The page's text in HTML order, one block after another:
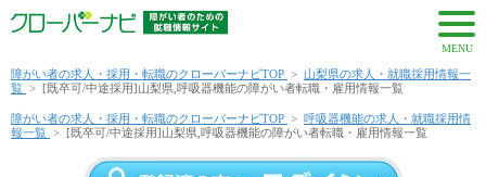
MENU
障がい者の求人・採用・転職のクローバーナビTOP > 山梨県の求人・就職採用情報一
覧 > [既卒可/中途採用]山梨県,呼吸器機能の障がい者転職・雇用情報一覧
障がい者の求人・採用・転職のクローバーナビTOP > 呼吸器機能の求人・就職採用情
報一覧 > [既卒可/中途採用]山梨県,呼吸器機能の障がい者転職・雇用情報一覧